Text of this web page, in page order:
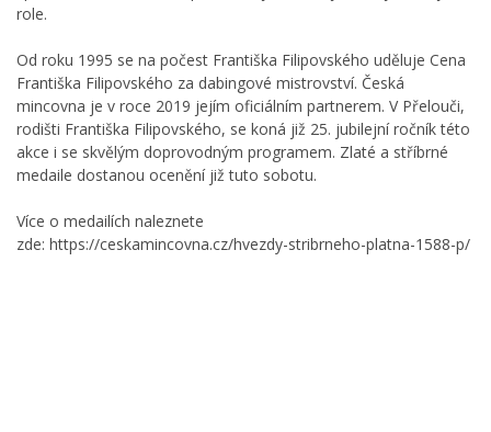
role.
Od roku 1995 se na počest Františka Filipovského uděluje Cena
Františka Filipovského za dabingové mistrovství. Česká
mincovna je v roce 2019 jejím oficiálním partnerem. V Přelouči,
rodišti Františka Filipovského, se koná již 25. jubilejní ročník této
akce i se skvělým doprovodným programem. Zlaté a stříbrné
medaile dostanou ocenění již tuto sobotu.
Více o medailích naleznete
zde: https://ceskamincovna.cz/hvezdy-stribrneho-platna-1588-p/